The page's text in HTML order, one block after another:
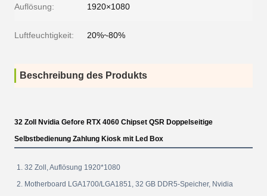
Auflösung: 1920×1080
Luftfeuchtigkeit: 20%~80%
Beschreibung des Produkts
32 Zoll Nvidia Gefore RTX 4060 Chipset QSR Doppelseitige
Selbstbedienung Zahlung Kiosk mit Led Box
1. 32 Zoll, Auflösung 1920*1080
2. Motherboard LGA1700/LGA1851, 32 GB DDR5-Speicher, Nvidia